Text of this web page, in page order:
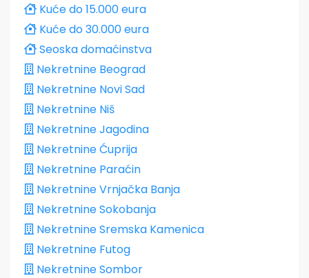
Kuće do 15.000 eura
Kuće do 30.000 eura
Seoska domaćinstva
Nekretnine Beograd
Nekretnine Novi Sad
Nekretnine Niš
Nekretnine Jagodina
Nekretnine Ćuprija
Nekretnine Paraćin
Nekretnine Vrnjačka Banja
Nekretnine Sokobanja
Nekretnine Sremska Kamenica
Nekretnine Futog
Nekretnine Sombor